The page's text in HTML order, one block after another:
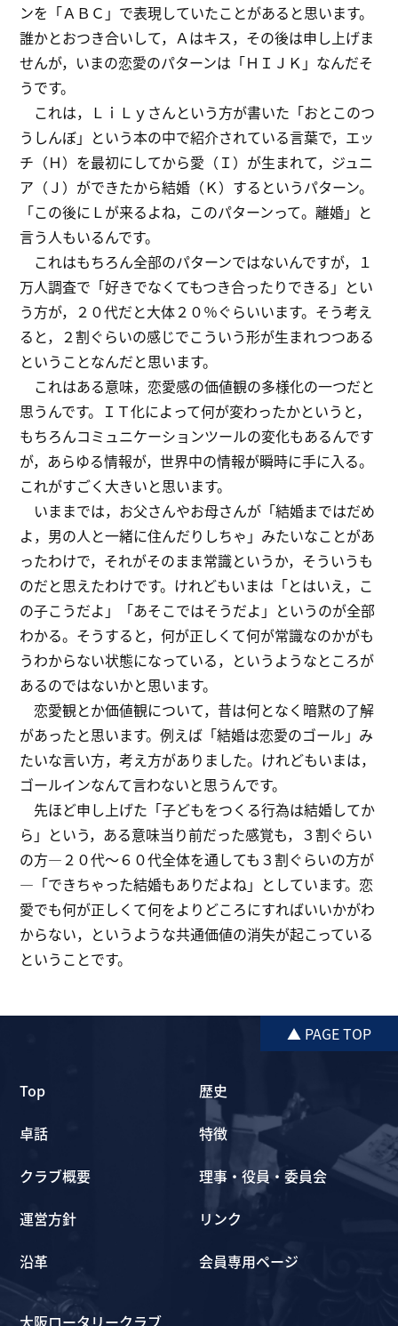
ンを「ＡＢＣ」で表現していたことがあると思います。
誰かとおつき合いして，Ａはキス，その後は申し上げま
せんが，いまの恋愛のパターンは「ＨＩＪＫ」なんだそ
うです。
これは，ＬｉＬｙさんという方が書いた「おとこのつ
うしんぼ」という本の中で紹介されている言葉で，エッ
チ（Ｈ）を最初にしてから愛（Ｉ）が生まれて，ジュニ
ア（Ｊ）ができたから結婚（Ｋ）するというパターン。
「この後にＬが来るよね，このパターンって。離婚」と
言う人もいるんです。
これはもちろん全部のパターンではないんですが，１
万人調査で「好きでなくてもつき合ったりできる」とい
う方が，２０代だと大体２０％ぐらいいます。そう考え
ると，２割ぐらいの感じでこういう形が生まれつつある
ということなんだと思います。
これはある意味，恋愛感の価値観の多様化の一つだと
思うんです。ＩＴ化によって何が変わったかというと，
もちろんコミュニケーションツールの変化もあるんです
が，あらゆる情報が，世界中の情報が瞬時に手に入る。
これがすごく大きいと思います。
いままでは，お父さんやお母さんが「結婚まではだめ
よ，男の人と一緒に住んだりしちゃ」みたいなことがあ
ったわけで，それがそのまま常識というか，そういうも
のだと思えたわけです。けれどもいまは「とはいえ，こ
の子こうだよ」「あそこではそうだよ」というのが全部
わかる。そうすると，何が正しくて何が常識なのかがも
うわからない状態になっている，というようなところが
あるのではないかと思います。
恋愛観とか価値観について，昔は何となく暗黙の了解
があったと思います。例えば「結婚は恋愛のゴール」み
たいな言い方，考え方がありました。けれどもいまは，
ゴールインなんて言わないと思うんです。
先ほど申し上げた「子どもをつくる行為は結婚してか
ら」という，ある意味当り前だった感覚も，３割ぐらい
の方―２０代～６０代全体を通しても３割ぐらいの方が
―「できちゃった結婚もありだよね」としています。恋
愛でも何が正しくて何をよりどころにすればいいかがわ
からない，というような共通価値の消失が起こっている
ということです。
▲ PAGE TOP
Top
卓話
クラブ概要
運営方針
沿革
歴史
特徴
理事・役員・委員会
リンク
会員専用ページ